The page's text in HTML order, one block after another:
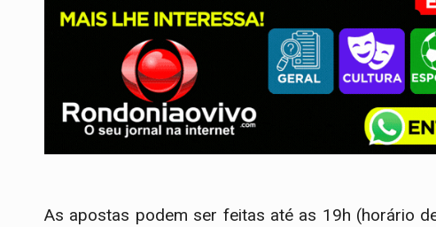
As apostas podem ser feitas até as 19h (horário